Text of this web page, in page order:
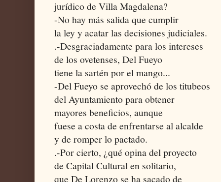
jurídico de Villa Magdalena?
-No hay más salida que cumplir
la ley y acatar las decisiones judiciales.
.-Desgraciadamente para los intereses
de los ovetenses, Del Fueyo
tiene la sartén por el mango...
-Del Fueyo se aprovechó de los titubeos
del Ayuntamiento para obtener
mayores beneficios, aunque
fuese a costa de enfrentarse al alcalde
y de romper lo pactado.
.-Por cierto, ¿qué opina del proyecto
de Capital Cultural en solitario,
que De Lorenzo se ha sacado de